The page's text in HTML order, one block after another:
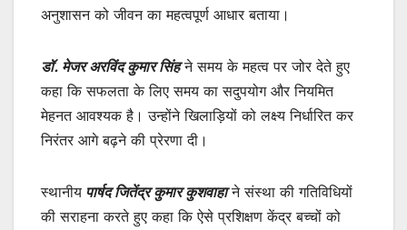
अनुशासन को जीवन का महत्वपूर्ण आधार बताया।
डॉ. मेजर अरविंद कुमार सिंहने समय के महत्व पर जोर देते हुए
कहा कि सफलता के लिए समय का सदुपयोग और नियमित
मेहनत आवश्यक है। उन्होंने खिलाड़ियों को लक्ष्य निर्धारित कर
निरंतर आगे बढ़ने की प्रेरणा दी।
स्थानीय पार्षद जितेंद्र कुमार कुशवाहाने संस्था की गतिविधियों
की सराहना करते हुए कहा कि ऐसे प्रशिक्षण केंद्र बच्चों को